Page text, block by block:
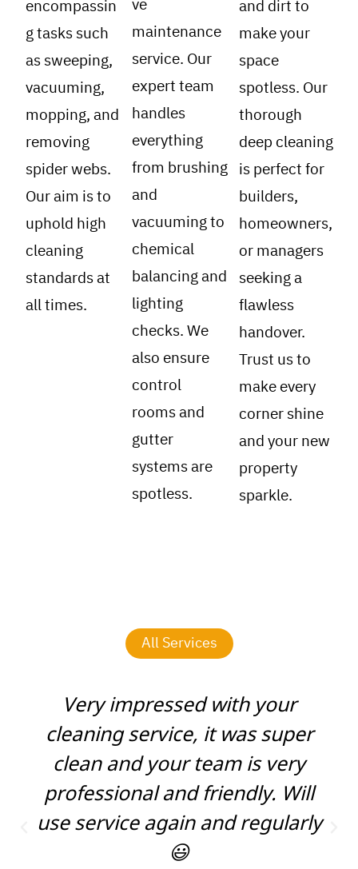
encompassin
g tasks such
as sweeping,
vacuuming,
mopping, and
removing
spider webs.
Our aim is to
uphold high
cleaning
standards at
all times.
ve
maintenance
service. Our
expert team
handles
everything
from brushing
and
vacuuming to
chemical
balancing and
lighting
checks. We
also ensure
control
rooms and
gutter
systems are
spotless.
and dirt to
make your
space
spotless. Our
thorough
deep cleaning
is perfect for
builders,
homeowners,
or managers
seeking a
flawless
handover.
Trust us to
make every
corner shine
and your new
property
sparkle.
All Services
Very impressed with your
cleaning service, it was super
clean and your team is very
professional and friendly. Will
use service again and regularly
😃​